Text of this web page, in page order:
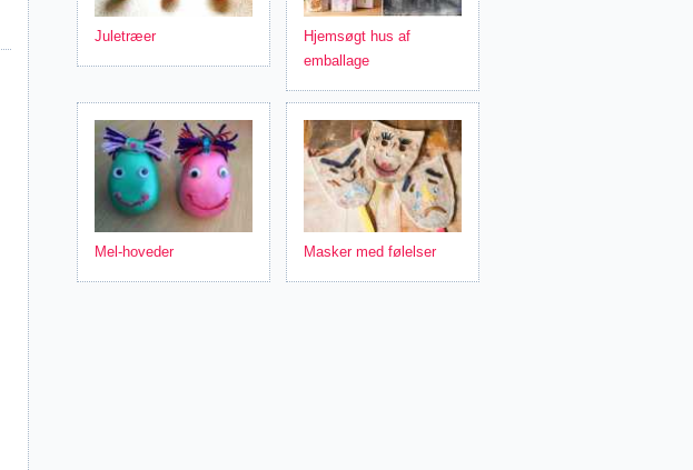
Juletræer
Hjemsøgt hus af
emballage
Mel-hoveder Masker med følelser